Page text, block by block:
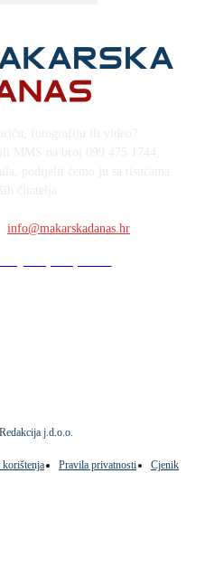
info@makarskadanas.hr
j.d.o.o.
Pravila privatnosti
Cjenik